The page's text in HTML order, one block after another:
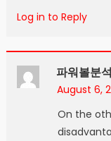
Log in to Reply
파워볼분
August 6,
On the